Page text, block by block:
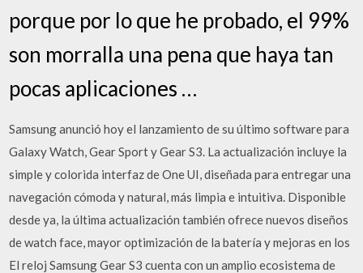
porque por lo que he probado, el 99%
son morralla una pena que haya tan
pocas aplicaciones …
Samsung anunció hoy el lanzamiento de su último software para
Galaxy Watch, Gear Sport y Gear S3. La actualización incluye la
simple y colorida interfaz de One UI, diseñada para entregar una
navegación cómoda y natural, más limpia e intuitiva. Disponible
desde ya, la última actualización también ofrece nuevos diseños
de watch face, mayor optimización de la batería y mejoras en los
El reloj Samsung Gear S3 cuenta con un amplio ecosistema de